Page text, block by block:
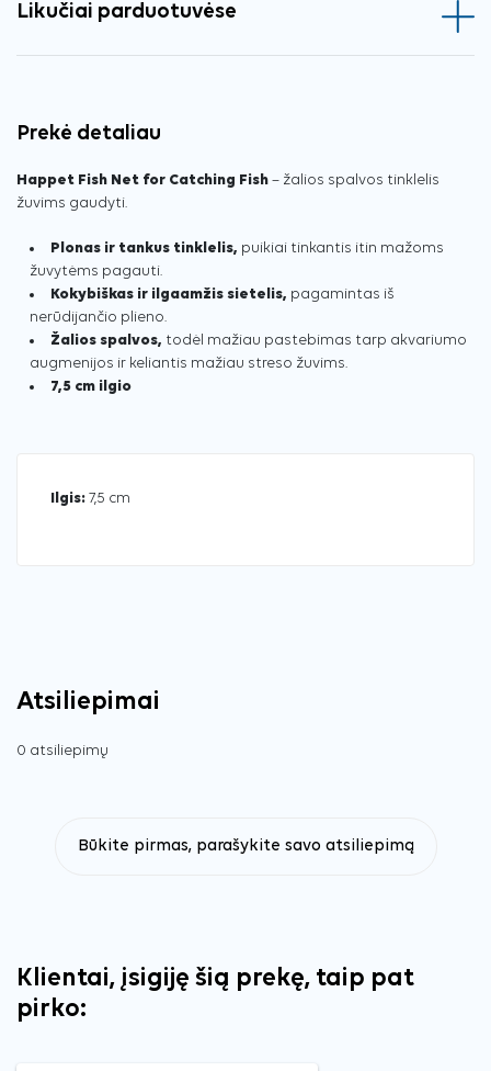
Likučiai parduotuvėse
Prekė detaliau
Happet Fish Net for Catching Fish – žalios spalvos tinklelis
žuvims gaudyti.
Plonas ir tankus tinklelis, puikiai tinkantis itin mažoms
žuvytėms pagauti.
Kokybiškas ir ilgaamžis sietelis, pagamintas iš
nerūdijančio plieno.
Žalios spalvos, todėl mažiau pastebimas tarp akvariumo
augmenijos ir keliantis mažiau streso žuvims.
7,5 cm ilgio
Ilgis: 7,5 cm
Atsiliepimai
0 atsiliepimų
Būkite pirmas, parašykite savo atsiliepimą
Klientai, įsigiję šią prekę, taip pat
pirko: